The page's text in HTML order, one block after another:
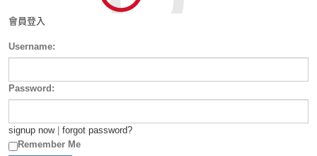
會員登入
Username:
Password:
signup now| forgot password?
Remember Me